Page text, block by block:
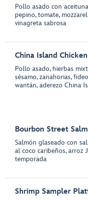
Pollo asado con
pepino, tomate,
vinagreta sabrosa
China Island
Pollo asado, hierbas
sésamo, zanahorias,
wantán, aderezo China
Bourbon Street
Salmón glaseado con
al coco caribeños, arroz
temporada
Shrimp Sampler